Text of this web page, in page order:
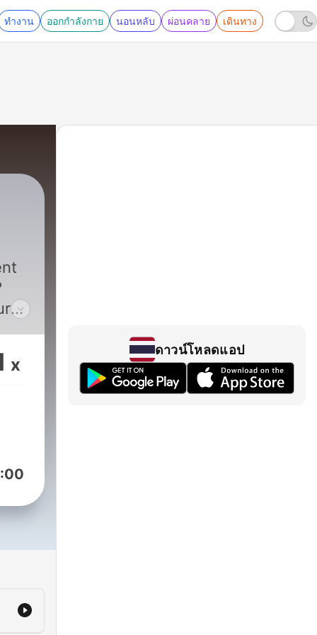
ทำงาน ออกกำลังกาย นอนหลับ ผ่อนคลาย เดินทาง
to
the
x
ดาวน์โหลดแอป